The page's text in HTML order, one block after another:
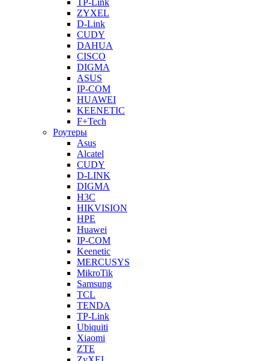
TP-Link
ZYXEL
D-Link
CUDY
DAHUA
CISCO
DIGMA
ASUS
IP-COM
HUAWEI
KEENETIC
F+Tech
Роутеры
Asus
Alcatel
CUDY
D-LINK
DIGMA
H3C
HIKVISION
HPE
Huawei
IP-COM
Keenetic
MERCUSYS
MikroTik
Samsung
TCL
TENDA
TP-Link
Ubiquiti
Xiaomi
ZTE